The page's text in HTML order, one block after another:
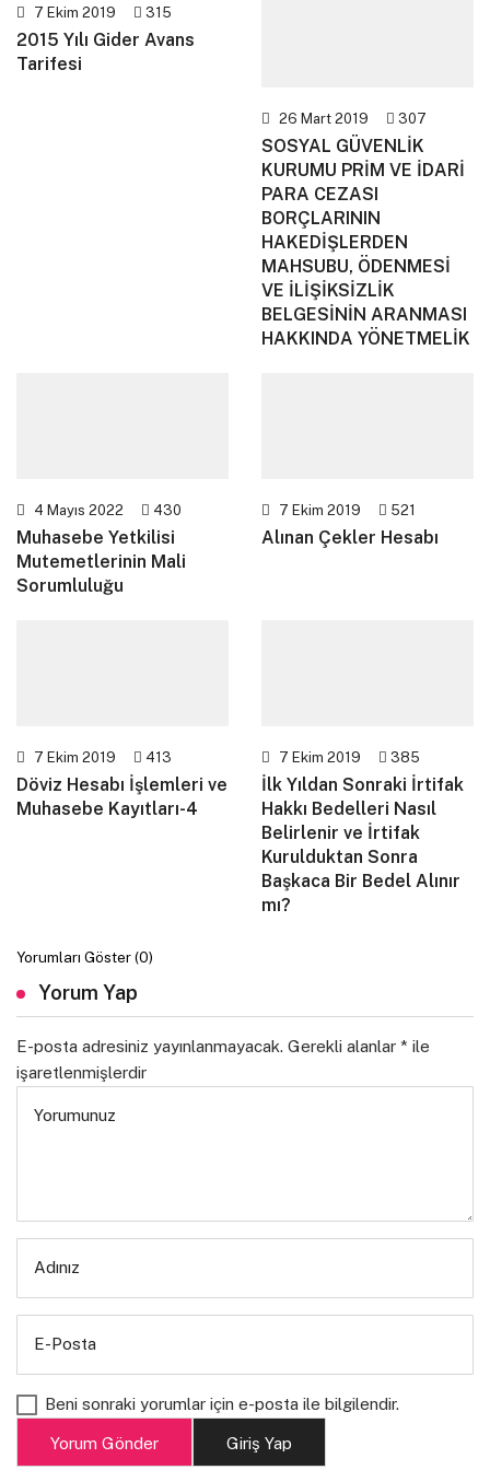
7 Ekim 2019 315
2015 Yılı Gider Avans
Tarifesi
26 Mart 2019 307
SOSYAL GÜVENLİK
KURUMU PRİM VE İDARİ
PARA CEZASI
BORÇLARININ
HAKEDİŞLERDEN
MAHSUBU, ÖDENMESİ
VE İLİŞİKSİZLİK
BELGESİNİN ARANMASI
HAKKINDA YÖNETMELİK
4 Mayıs 2022 430
Muhasebe Yetkilisi
Mutemetlerinin Mali
Sorumluluğu
7 Ekim 2019 521
Alınan Çekler Hesabı
7 Ekim 2019 413
Döviz Hesabı İşlemleri ve
Muhasebe Kayıtları-4
7 Ekim 2019 385
İlk Yıldan Sonraki İrtifak
Hakkı Bedelleri Nasıl
Belirlenir ve İrtifak
Kurulduktan Sonra
Başkaca Bir Bedel Alınır
mı?
Yorumları Göster (0)
Yorum Yap
E-posta adresiniz yayınlanmayacak. Gerekli alanlar * ile
işaretlenmişlerdir
Yorumunuz
Adınız
E-Posta
Beni sonraki yorumlar için e-posta ile bilgilendir.
Yorum Gönder Giriş Yap